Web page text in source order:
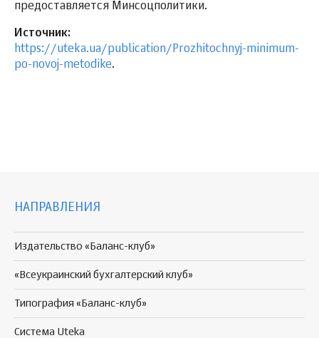
предоставляется Минсоцполитики.
Источник:
https://uteka.ua/publication/Prozhitochnyj-minimum-
po-novoj-metodike.
НАПРАВЛЕНИЯ
Издательство «Баланс-клуб»
«Всеукраинский бухгалтерский клуб»
Типография «Баланс-клуб»
Система Uteka